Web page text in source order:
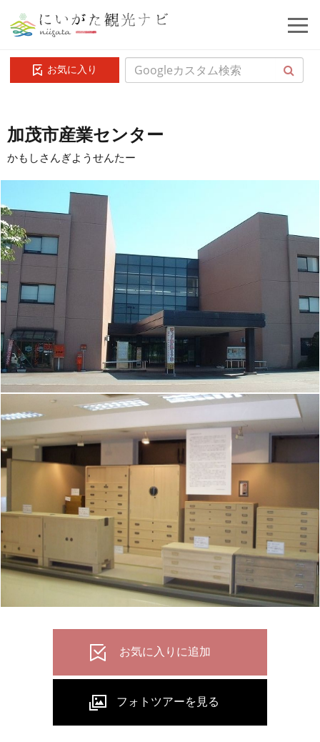
お気に入り
加茂市産業センター
かもしさんぎようせんたー